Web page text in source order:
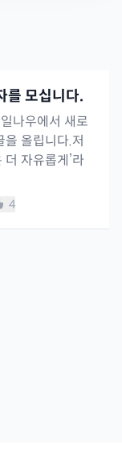
를 모십니다.
나우에서 새로
올립니다.저
자유롭게’라
4